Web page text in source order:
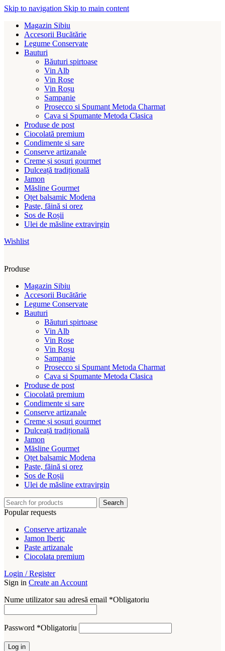
Skip to navigation Skip to main content
Magazin Sibiu
Accesorii Bucătărie
Legume Conservate
Bauturi
Băuturi spirtoase
Vin Alb
Vin Rose
Vin Roșu
Sampanie
Prosecco si Spumant Metoda Charmat
Cava si Spumante Metoda Clasica
Produse de post
Ciocolată premium
Condimente si sare
Conserve artizanale
Creme și sosuri gourmet
Dulceață tradițională
Jamon
Măsline Gourmet
Oțet balsamic Modena
Paste, făină si orez
Sos de Roșii
Ulei de măsline extravirgin
Wishlist
Produse
Magazin Sibiu
Accesorii Bucătărie
Legume Conservate
Bauturi
Băuturi spirtoase
Vin Alb
Vin Rose
Vin Roșu
Sampanie
Prosecco si Spumant Metoda Charmat
Cava si Spumante Metoda Clasica
Produse de post
Ciocolată premium
Condimente si sare
Conserve artizanale
Creme și sosuri gourmet
Dulceață tradițională
Jamon
Măsline Gourmet
Oțet balsamic Modena
Paste, făină si orez
Sos de Roșii
Ulei de măsline extravirgin
Search
Popular requests
Conserve artizanale
Jamon Iberic
Paste artizanale
Ciocolata premium
Login / Register
Sign in Create an Account
Nume utilizator sau adresă email *Obligatoriu
Password *Obligatoriu
Log in